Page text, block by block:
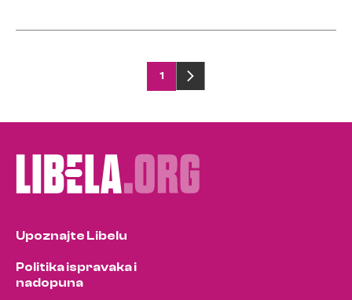
pagination
1
Upoznajte Libelu
Politika ispravaka i
nadopuna